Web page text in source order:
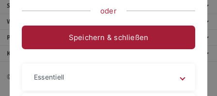
Service
Weitere Angebote
Portale
Kontaktinfo
© 2026 Eberhard Karls Universität Tübingen, Tübingen
oder
Speichern & schließen
Essentiell